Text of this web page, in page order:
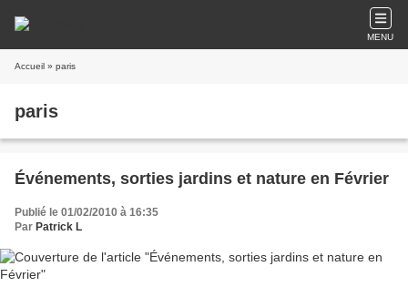
MENU
Accueil » paris
paris
Événements, sorties jardins et nature en Février
Publié le 01/02/2010 à 16:35
Par Patrick L